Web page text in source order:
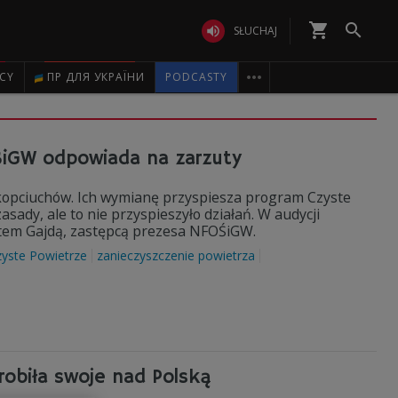
 SŁUCHAJ shopping_cart 
ПР ДЛЯ УКРАЇНИ PODCASTY 
odpowiada na zarzuty
Ich wymianę przyspiesza program Czyste
ale to nie przyspieszyło działań. W audycji
Gajdą, zastępcą prezesa NFOŚiGW.
Powietrze
zanieczyszczenie powietrza
swoje nad Polską